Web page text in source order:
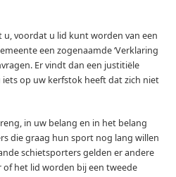
u, voordat u lid kunt worden van een
een zogenaamde ‘Verklaring
Er vindt dan een justitiële
op uw kerfstok heeft dat zich niet
in uw belang en in het belang
die graag hun sport nog lang willen
schietsporters gelden er andere
of het lid worden bij een tweede